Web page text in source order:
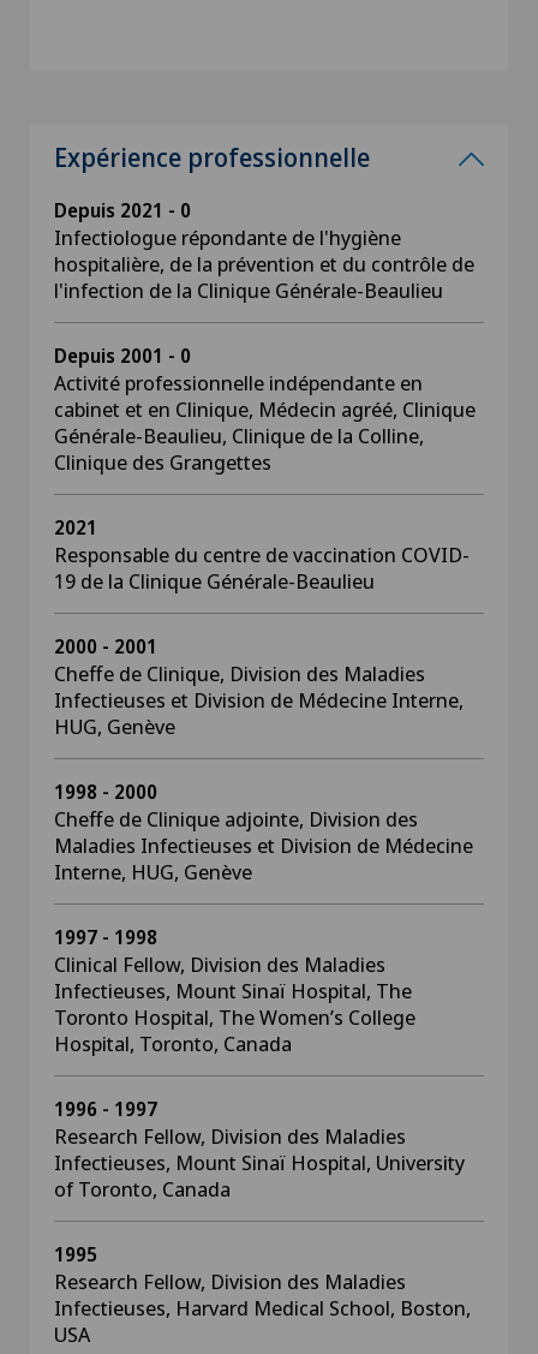
Expérience professionnelle
Depuis 2021 - 0
Infectiologue répondante de l'hygiène
hospitalière, de la prévention et du contrôle de
l'infection de la Clinique Générale-Beaulieu
Depuis 2001 - 0
Activité professionnelle indépendante en
cabinet et en Clinique, Médecin agréé, Clinique
Générale-Beaulieu, Clinique de la Colline,
Clinique des Grangettes
2021
Responsable du centre de vaccination COVID-
19 de la Clinique Générale-Beaulieu
2000 - 2001
Cheffe de Clinique, Division des Maladies
Infectieuses et Division de Médecine Interne,
HUG, Genève
1998 - 2000
Cheffe de Clinique adjointe, Division des
Maladies Infectieuses et Division de Médecine
Interne, HUG, Genève
1997 - 1998
Clinical Fellow, Division des Maladies
Infectieuses, Mount Sinaï Hospital, The
Toronto Hospital, The Women’s College
Hospital, Toronto, Canada
1996 - 1997
Research Fellow, Division des Maladies
Infectieuses, Mount Sinaï Hospital, University
of Toronto, Canada
1995
Research Fellow, Division des Maladies
Infectieuses, Harvard Medical School, Boston,
USA